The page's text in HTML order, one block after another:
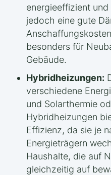
energieeffizient
jedoch eine gute
besonders für
Gebäude.
Hybridheizungen:
verschiedene
und Solarthermie
Hybridheizungen
Effizienz, da sie je
Energieträgern
Haushalte, die auf
gleichzeitig auf